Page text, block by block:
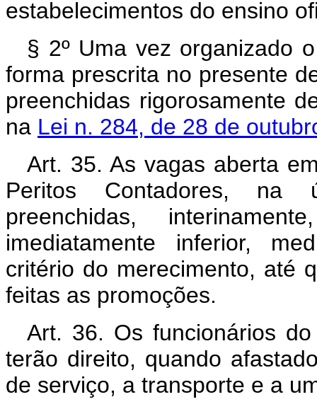
estabelecimentos do ensino
§ 2º Uma vez organizado
forma prescrita no presente
preenchidas rigorosamente
na Lei n. 284, de 28 de
Art. 35. As vagas aberta
Peritos Contadores, na
preenchidas,
imediatamente inferior,
critério do merecimento, até
feitas as promoções.
Art. 36. Os funcionários
terão direito, quando
de serviço, a transporte e a